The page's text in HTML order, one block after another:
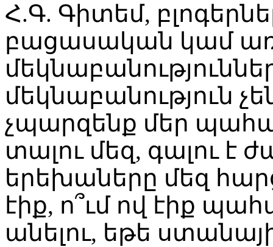
Հ.Գ. Գիտեմ,
բացասական կամ
մեկնաբանություն
չպարզենք մեր
տալու մեզ, գալու է
երեխաները մեզ
էիք, ո՞ւմ ով էիք
անելու, եթե